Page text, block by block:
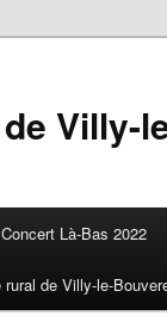
Villy-
Concert Là-Bas 2022
rural de Villy-le-